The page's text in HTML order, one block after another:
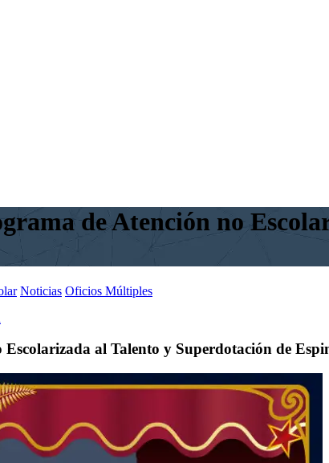
de Atención no
Noticias Oficios Múltiples
al Talento y Superdotación de